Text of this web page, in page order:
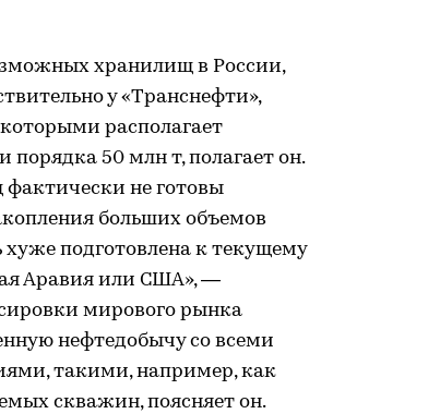
хранилищ в России,
у «Транснефти»,
располагает
50 млн т, полагает он.
не готовы
больших объемов
подготовлена к текущему
Аравия или США», —
мирового рынка
нефтедобычу со всеми
такими, например, как
скважин, поясняет он.